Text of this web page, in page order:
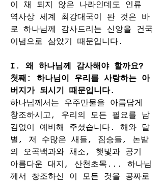
이 채 되지 않은 나라인데도 인류
역사상 세계 최강대국이 돤 것은 바
로 하나님께 감사드리는 신앙을 건국
이념으로 삼았기 때문입니다.
I. 왜 하나님께 감사해야 할까요?
첫째: 하나님이 우리를 사랑하는 아
버지가 되시기 때문입니다.
하나님께서는 우주만물을 아름답게
창조하시고, 우리의 모든 필요를 남
김없이 예비해 주셨습니다. 해와 달
별, 저 수많은 새들, 짐승들, 논밭
의 오곡백과와 채소, 햇빛과 공기
아름다운 대지, 산천초목... 하나님
께서 창조하신 이 모든 것을 공짜로